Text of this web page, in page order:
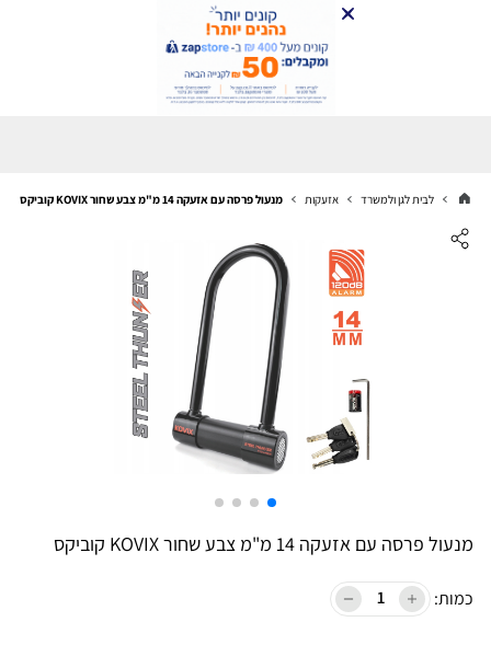
לבית לגן ולמשרד אזעקות מנעול פרסה עם אזעקה 14 מ"מ צבע שחור KOVIX קוביקס
מנעול פרסה עם אזעקה 14 מ"מ צבע שחור KOVIX קוביקס
כמות: